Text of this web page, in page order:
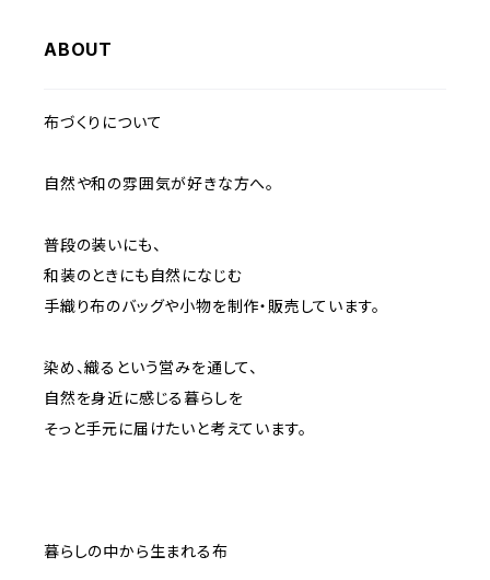
ABOUT
布づくりについて
自然や和の雰囲気が好きな方へ。
普段の装いにも、
和装のときにも自然になじむ
手織り布のバッグや小物を制作・販売しています。
染め、織るという営みを通して、
自然を身近に感じる暮らしを
そっと手元に届けたいと考えています。
暮らしの中から生まれる布